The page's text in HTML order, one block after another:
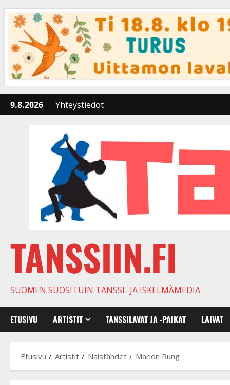
content
9.8.2026 Yhteystiedot
TANSSIIN.FI
SUOMEN SUOSITUIN TANSSI- JA ISKELMÄMEDIA
ETUSIVU ARTISTIT TANSSILAVAT JA -PAIKAT LAIVAT
Etusivu Artistit Naistähdet Marion Rung